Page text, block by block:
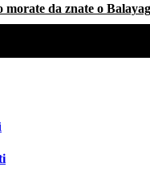
morate da znate o